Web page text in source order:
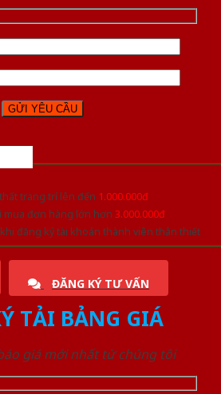
trang trí lên đến 1.000.000đ
mua đơn hàng lớn hơn 3.000.000đ
đăng ký tài khoản thành viên thân thiết
ĐĂNG KÝ TƯ VẤN
TẢI BẢNG GIÁ
giá mới nhất từ chúng tôi